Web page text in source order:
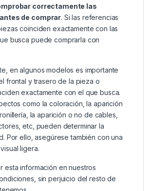
correctamente las
de comprar. Si las referencias
coinciden exactamente con las
busca puede comprarla con
en algunos modelos es importante
frontal y trasero de la pieza o
exactamente con el que busca.
como la coloración, la aparición
la aparición o no de cables,
etc, pueden determinar la
Por ello, asegúrese también con una
ligera.
esta información en nuestros
, sin perjuicio del resto de